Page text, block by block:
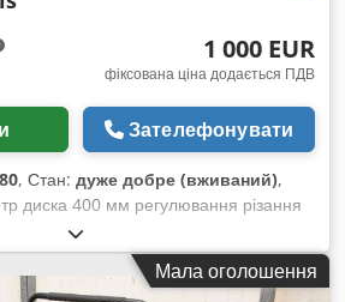
1 000 EUR
фіксована ціна додається ПДВ
Зателефонувати
, Стан: дуже добре (вживаний),
диска 400 мм регулювання різання
двигуна 2,2 кВт висота різання
при 90° 850 мм Chedpem Ucyrjfx
Мала оголошення